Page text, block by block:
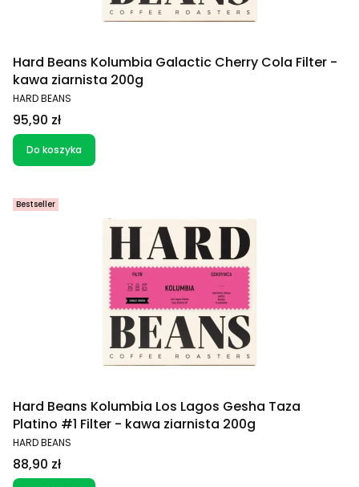
Hard Beans Kolumbia Galactic Cherry Cola Filter -
kawa ziarnista 200g
PRODUCENT
HARD BEANS
Cena
95,90 zł
Do koszyka
Bestseller
Hard Beans Kolumbia Los Lagos Gesha Taza
Platino #1 Filter - kawa ziarnista 200g
PRODUCENT
HARD BEANS
Cena
88,90 zł